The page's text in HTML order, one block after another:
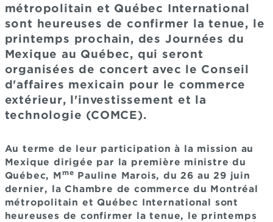
métropolitain et Québec International
sont heureuses de confirmer la tenue, le
printemps prochain, des Journées du
Mexique au Québec, qui seront
organisées de concert avec le Conseil
d'affaires mexicain pour le commerce
extérieur, l'investissement et la
technologie (COMCE).
Au terme de leur participation à la mission au
Mexique dirigée par la première ministre du
Québec, Mme Pauline Marois, du 26 au 29 juin
dernier, la Chambre de commerce du Montréal
métropolitain et Québec International sont
heureuses de confirmer la tenue, le printemps